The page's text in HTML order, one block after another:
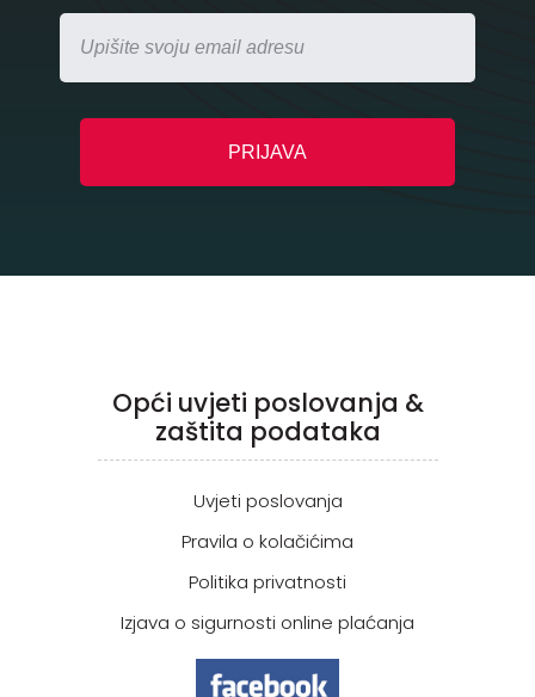
Opći uvjeti poslovanja &
zaštita podataka
Uvjeti poslovanja
Pravila o kolačićima
Politika privatnosti
Izjava o sigurnosti online plaćanja